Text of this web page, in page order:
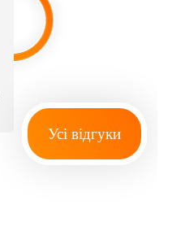
Усі відгуки